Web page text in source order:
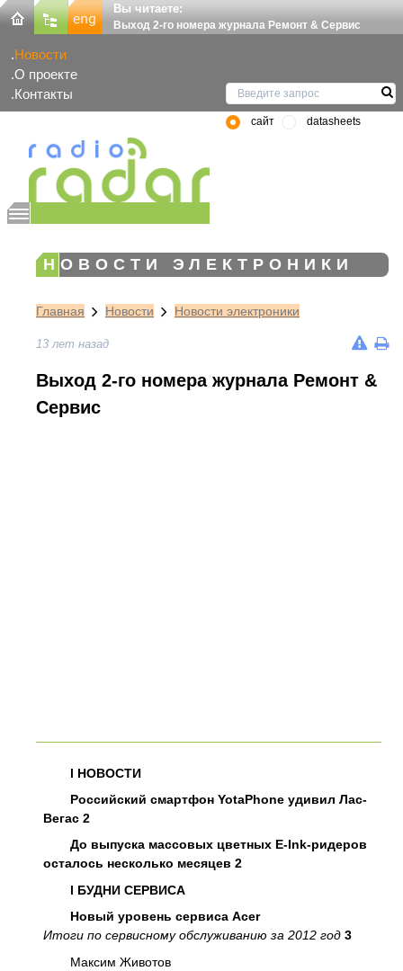
Вы читаете:
Выход 2-го номера журнала Ремонт & Сервис
Новости
О проекте
Контакты
сайт datasheets
НОВОСТИ ЭЛЕКТРОНИКИ
Главная Новости Новости электроники
13 лет назад
Выход 2-го номера журнала Ремонт &
Сервис
l НОВОСТИ
Российский смартфон YotaPhone удивил Лас-
Вегас 2
До выпуска массовых цветных E-Ink-ридеров
осталось несколько месяцев 2
l БУДНИ СЕРВИСА
Новый уровень сервиса Acer
Итоги по сервисному обслуживанию за 2012 год 3
Максим Животов